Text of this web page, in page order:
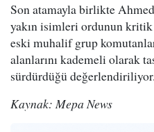
Son atamayla birlikte
yakın isimleri ordunun
eski muhalif grup
alanlarını kademeli olarak
sürdürdüğü değerlendiriliyor.
Kaynak: Mepa News